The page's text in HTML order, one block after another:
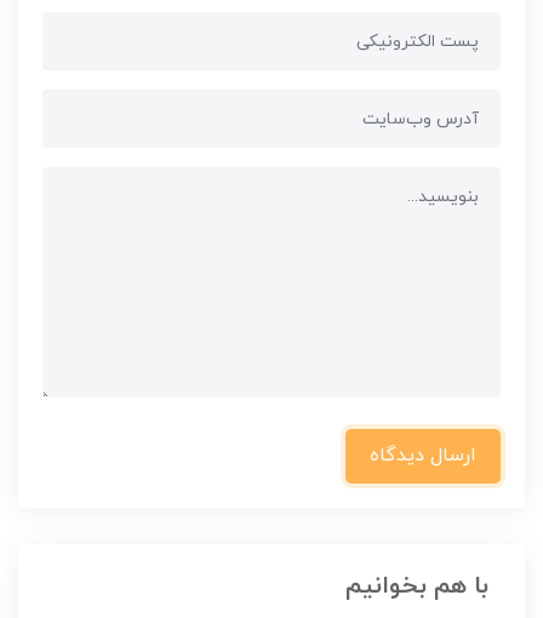
ارسال دیدگاه
با هم بخوانیم